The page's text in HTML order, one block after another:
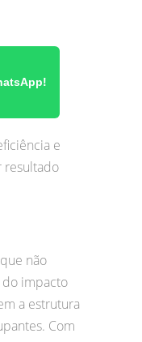
e
resultado
não
impacto
a estrutura
Com